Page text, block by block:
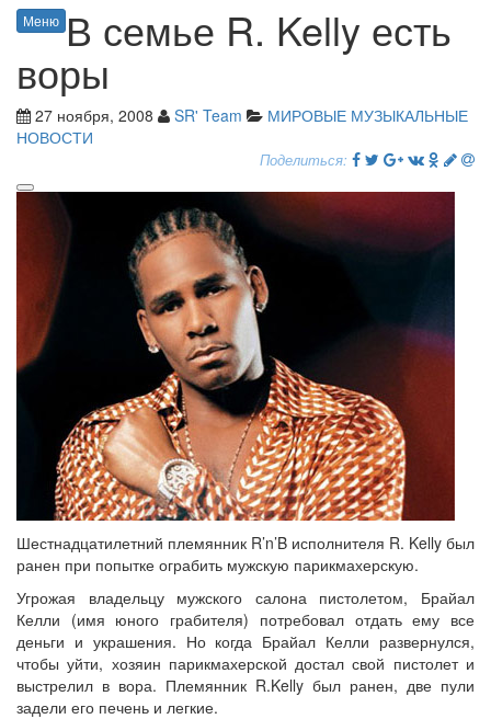
Меню В семье R. Kelly есть
воры
27 ноября, 2008 SR' Team
МИРОВЫЕ МУЗЫКАЛЬНЫЕ
НОВОСТИ
Поделиться:
Шестнадцатилетний племянник R’n’B исполнителя R. Kelly был
ранен при попытке ограбить мужскую парикмахерскую.
Угрожая владельцу мужского салона пистолетом, Брайал
Келли (имя юного грабителя) потребовал отдать ему все
деньги и украшения. Но когда Брайал Келли развернулся,
чтобы уйти, хозяин парикмахерской достал свой пистолет и
выстрелил в вора. Племянник R.Kelly был ранен, две пули
задели его печень и легкие.